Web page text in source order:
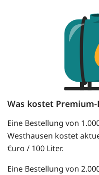
Was kostet
Eine Bestellung von
Westhausen kostet
€uro / 100 Liter.
Eine Bestellung von